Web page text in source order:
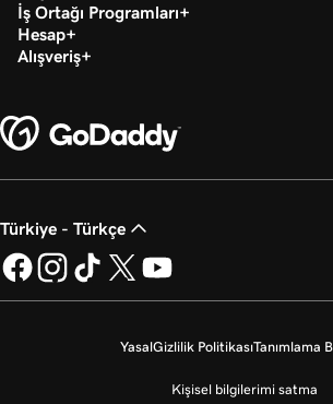
İş Ortağı Programları
Hesap
Alışveriş
Türkiye - Türkçe
YasalGizlilik PolitikasıTanımlama
Kişisel bilgilerimi satma